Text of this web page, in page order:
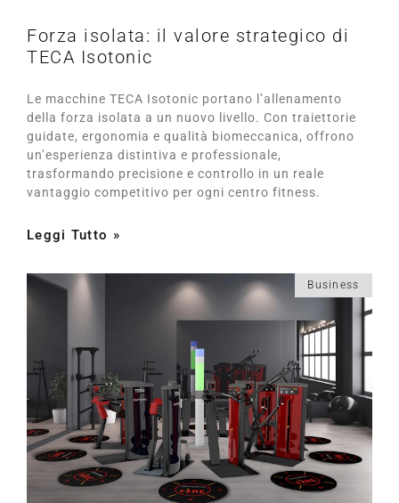
Forza isolata: il valore strategico di
TECA Isotonic
Le macchine TECA Isotonic portano l’allenamento
della forza isolata a un nuovo livello. Con traiettorie
guidate, ergonomia e qualità biomeccanica, offrono
un’esperienza distintiva e professionale,
trasformando precisione e controllo in un reale
vantaggio competitivo per ogni centro fitness.
Leggi Tutto »
Business